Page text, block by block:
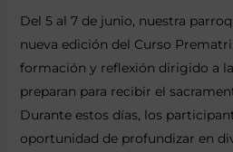
Del 5 al 7 de junio, nuestra
nueva edición del Curso
formación y reflexión dirigido a
preparan para recibir el
Durante estos días, los
oportunidad de profundizar en